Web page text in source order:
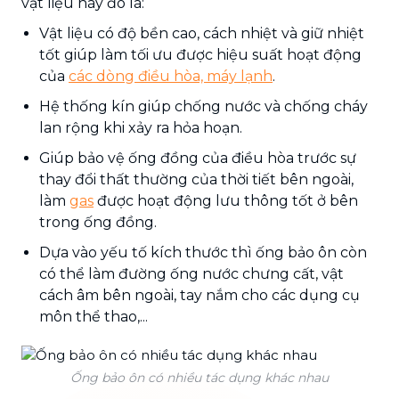
Vật liệu có độ bền cao, cách nhiệt và giữ nhiệt
tốt giúp làm tối ưu được hiệu suất hoạt động
của các dòng điều hòa, máy lạnh.
Hệ thống kín giúp chống nước và chống cháy
lan rộng khi xảy ra hỏa hoạn.
Giúp bảo vệ ống đồng của điều hòa trước sự
thay đổi thất thường của thời tiết bên ngoài,
làm gas được hoạt động lưu thông tốt ở bên
trong ống đồng.
Dựa vào yếu tố kích thước thì ống bảo ôn còn
có thể làm đường ống nước chưng cất, vật
cách âm bên ngoài, tay nắm cho các dụng cụ
môn thể thao,...
Ống bảo ôn có nhiều tác dụng khác nhau